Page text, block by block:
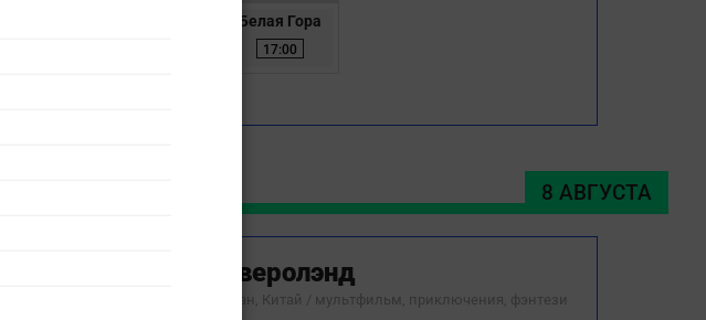
Белая Гора
17:00
8 АВГУСТА
Зверолэнд
Иран, Китай / мультфильм, приключения, фэнтези